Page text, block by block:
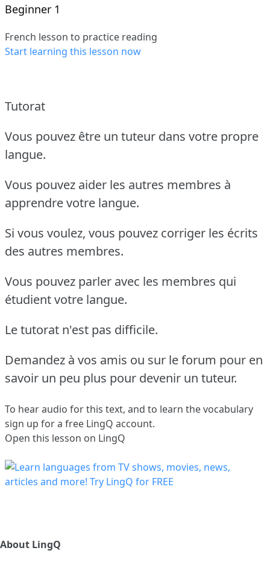
Beginner 1
French lesson to practice reading
Start learning this lesson now
Tutorat
Vous pouvez être un tuteur dans votre propre
langue.
Vous pouvez aider les autres membres à
apprendre votre langue.
Si vous voulez, vous pouvez corriger les écrits
des autres membres.
Vous pouvez parler avec les membres qui
étudient votre langue.
Le tutorat n'est pas difficile.
Demandez à vos amis ou sur le forum pour en
savoir un peu plus pour devenir un tuteur.
To hear audio for this text, and to learn the vocabulary
sign up for a free LingQ account.
Open this lesson on LingQ
About LingQ